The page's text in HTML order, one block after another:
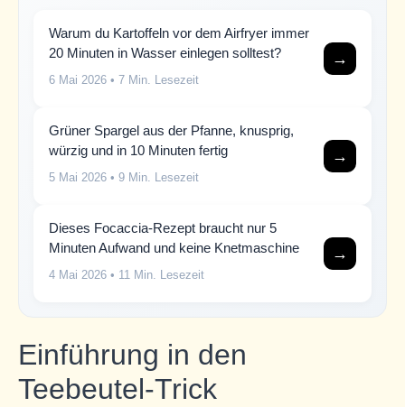
Warum du Kartoffeln vor dem Airfryer immer
20 Minuten in Wasser einlegen solltest?
6 Mai 2026 • 7 Min. Lesezeit
→
Grüner Spargel aus der Pfanne, knusprig,
würzig und in 10 Minuten fertig
5 Mai 2026 • 9 Min. Lesezeit
→
Dieses Focaccia-Rezept braucht nur 5
Minuten Aufwand und keine Knetmaschine
4 Mai 2026 • 11 Min. Lesezeit
→
Einführung in den
Teebeutel-Trick